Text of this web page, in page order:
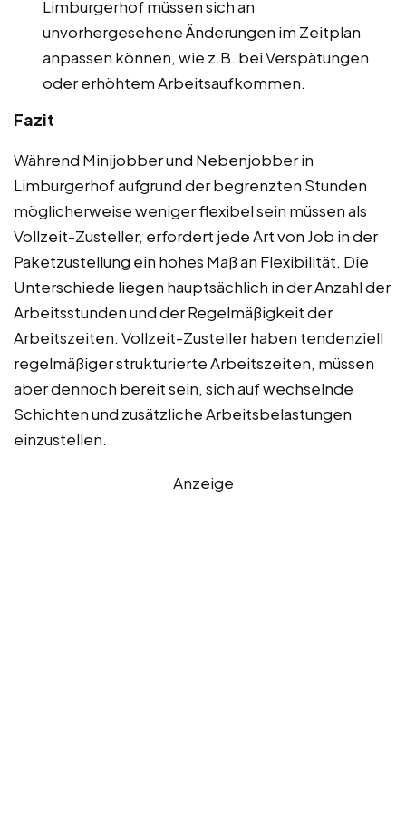
Limburgerhof müssen sich an
unvorhergesehene Änderungen im Zeitplan
anpassen können, wie z.B. bei Verspätungen
oder erhöhtem Arbeitsaufkommen.
Fazit
Während Minijobber und Nebenjobber in
Limburgerhof aufgrund der begrenzten Stunden
möglicherweise weniger flexibel sein müssen als
Vollzeit-Zusteller, erfordert jede Art von Job in der
Paketzustellung ein hohes Maß an Flexibilität. Die
Unterschiede liegen hauptsächlich in der Anzahl der
Arbeitsstunden und der Regelmäßigkeit der
Arbeitszeiten. Vollzeit-Zusteller haben tendenziell
regelmäßiger strukturierte Arbeitszeiten, müssen
aber dennoch bereit sein, sich auf wechselnde
Schichten und zusätzliche Arbeitsbelastungen
einzustellen.
Anzeige